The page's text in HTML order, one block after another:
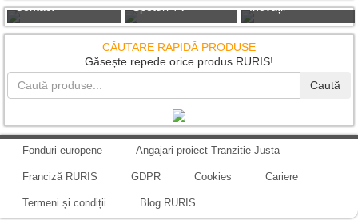
Contact Spoturi TV Inovații
CĂUTARE RAPIDĂ PRODUSE
Găsește repede orice produs RURIS!
Caută
Fonduri europene Angajari proiect Tranzitie Justa
Franciză RURIS GDPR Cookies Cariere
Termeni și condiții Blog RURIS